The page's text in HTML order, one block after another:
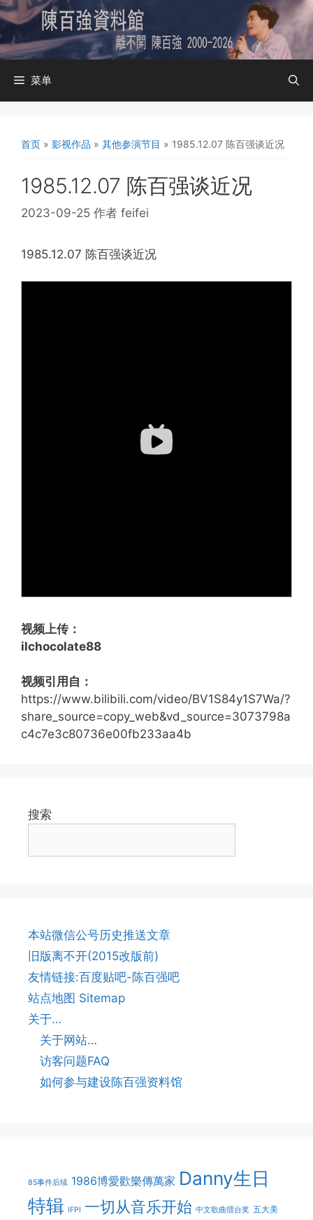
跳
至
内
容
菜单
首页 » 影视作品 » 其他参演节目 » 1985.12.07 陈百强谈近况
1985.12.07 陈百强谈近况
2023-09-25 作者 feifei
1985.12.07 陈百强谈近况
视频上传：
ilchocolate88
视频引用自：
https://www.bilibili.com/video/BV1S84y1S7Wa/?
share_source=copy_web&vd_source=3073798a
c4c7e3c80736e00fb233aa4b
搜索
本站微信公号历史推送文章
旧版离不开(2015改版前)
友情链接:百度贴吧-陈百强吧
站点地图 Sitemap
关于…
关于网站…
访客问题FAQ
如何参与建设陈百强资料馆
85事件后续 1986博愛歡樂傳萬家 Danny生日
特辑 IFPI 一切从音乐开始 中文歌曲擂台奖 五大美